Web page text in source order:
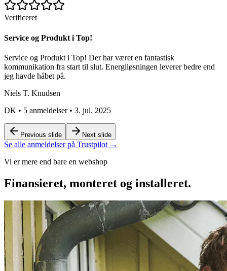
Verificeret
Service og Produkt i Top!
Service og Produkt i Top! Der har været en fantastisk
kommunikation fra start til slut. Energiløsningen leverer bedre end
jeg havde håbet på.
Niels T. Knudsen
DK • 5 anmeldelser• 3. jul. 2025
Previous slide Next slide
Se alle anmeldelser på Trustpilot →
Vi er mere end bare en webshop
Finansieret, monteret og installeret.